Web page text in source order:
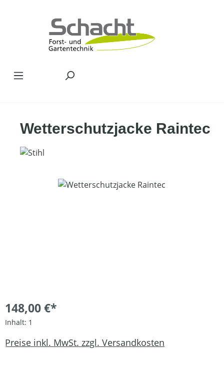
Wetterschutzjacke Raintec
Bildergalerie überspringen
148,00 €*
Inhalt: 1
Preise inkl. MwSt. zzgl. Versandkosten